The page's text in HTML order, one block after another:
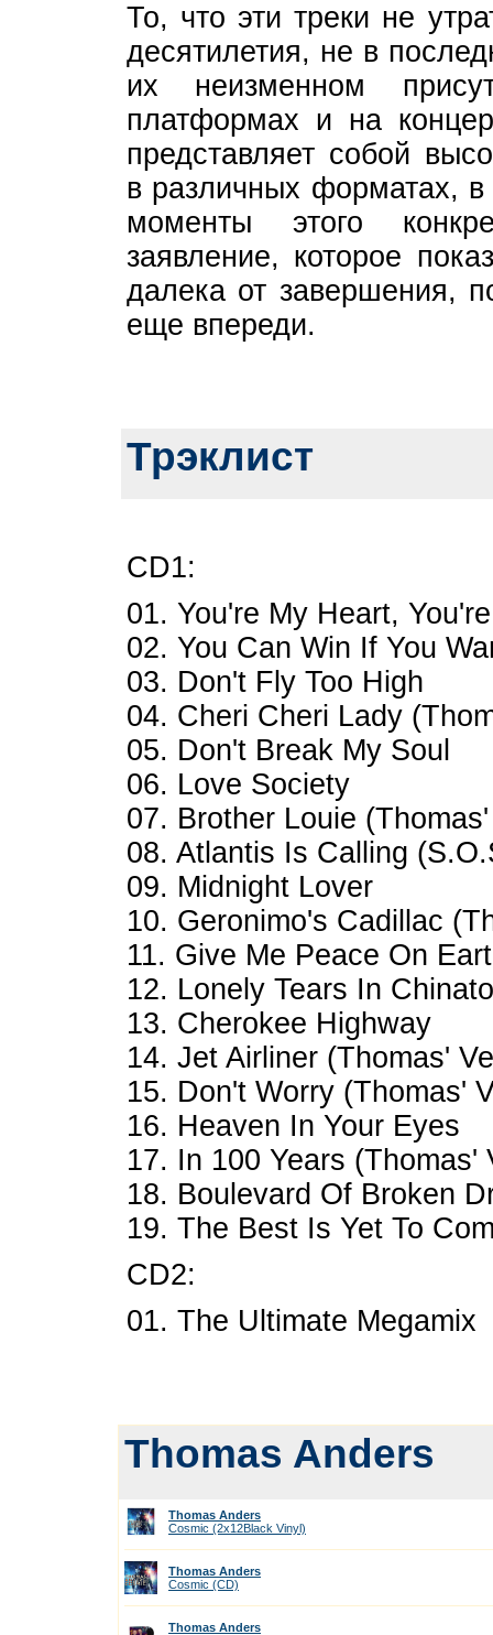
То, что эти треки не
десятилетия, не в
их неизменном
платформах и на
представляет собой
в различных форматах,
моменты этого
заявление, которое
далека от завершения,
еще впереди.
Трэклист
CD1:
01. You're My Heart,
02. You Can Win If You
03. Don't Fly Too High
04. Cheri Cheri Lady
05. Don't Break My Soul
06. Love Society
07. Brother Louie
08. Atlantis Is Calling
09. Midnight Lover
10. Geronimo's Cadillac
11. Give Me Peace On
12. Lonely Tears In
13. Cherokee Highway
14. Jet Airliner (Thomas'
15. Don't Worry (Thomas'
16. Heaven In Your Eyes
17. In 100 Years (Thomas'
18. Boulevard Of Broken
19. The Best Is Yet To
CD2:
01. The Ultimate Megamix
Thomas Anders
Thomas Anders
Cosmic (2x12Black Vinyl)
Thomas Anders
Cosmic (CD)
Thomas Anders